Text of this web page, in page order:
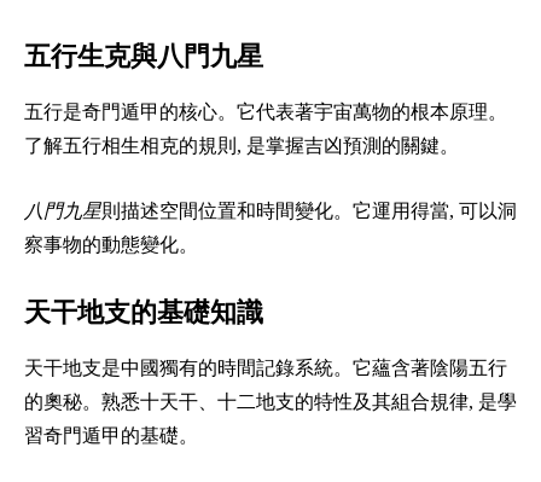
五行生克與八門九星
五行是奇門遁甲的核心。它代表著宇宙萬物的根本原理。
了解五行相生相克的規則, 是掌握吉凶預測的關鍵。
八門九星則描述空間位置和時間變化。它運用得當, 可以洞
察事物的動態變化。
天干地支的基礎知識
天干地支是中國獨有的時間記錄系統。它蘊含著陰陽五行
的奧秘。熟悉十天干、十二地支的特性及其組合規律, 是學
習奇門遁甲的基礎。